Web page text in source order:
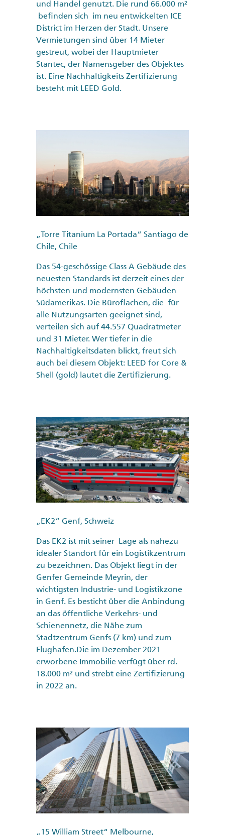
und Handel genutzt. Die rund 66.000 m²
befinden sich im neu entwickelten ICE
District im Herzen der Stadt. Unsere
Vermietungen sind über 14 Mieter
gestreut, wobei der Hauptmieter
Stantec, der Namensgeber des Objektes
ist. Eine Nachhaltigkeits Zertifizierung
besteht mit LEED Gold.
„Torre Titanium La Portada“ Santiago de
Chile, Chile
Das 54-geschössige Class A Gebäude des
neuesten Standards ist derzeit eines der
höchsten und modernsten Gebäuden
Südamerikas. Die Büroflachen, die für
alle Nutzungsarten geeignet sind,
verteilen sich auf 44.557 Quadratmeter
und 31 Mieter. Wer tiefer in die
Nachhaltigkeitsdaten blickt, freut sich
auch bei diesem Objekt: LEED for Core &
Shell (gold) lautet die Zertifizierung.
„EK2“ Genf, Schweiz
Das EK2 ist mit seiner Lage als nahezu
idealer Standort für ein Logistikzentrum
zu bezeichnen. Das Objekt liegt in der
Genfer Gemeinde Meyrin, der
wichtigsten Industrie- und Logistikzone
in Genf. Es besticht über die Anbindung
an das öffentliche Verkehrs- und
Schienennetz, die Nähe zum
Stadtzentrum Genfs (7 km) und zum
Flughafen.Die im Dezember 2021
erworbene Immobilie verfügt über rd.
18.000 m² und strebt eine Zertifizierung
in 2022 an.
„15 William Street“ Melbourne,